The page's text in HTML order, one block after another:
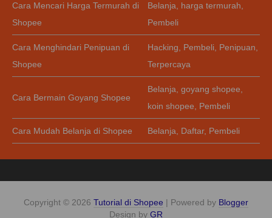
Cara Mencari Harga Termurah di
Shopee
Belanja, harga termurah,
Pembeli
Cara Menghindari Penipuan di
Shopee
Hacking, Pembeli, Penipuan,
Terpercaya
Cara Bermain Goyang Shopee
Belanja, goyang shopee,
koin shopee, Pembeli
Cara Mudah Belanja di Shopee Belanja, Daftar, Pembeli
Copyright © 2026 Tutorial di Shopee | Powered by Blogger
Design by GR